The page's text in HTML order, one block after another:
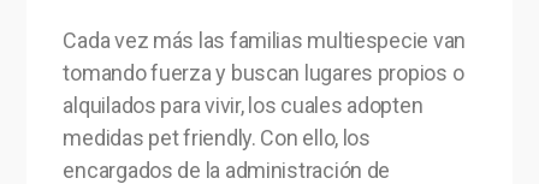
Cada vez más las familias multiespecie van
tomando fuerza y buscan lugares propios o
alquilados para vivir, los cuales adopten
medidas pet friendly. Con ello, los
encargados de la administración de